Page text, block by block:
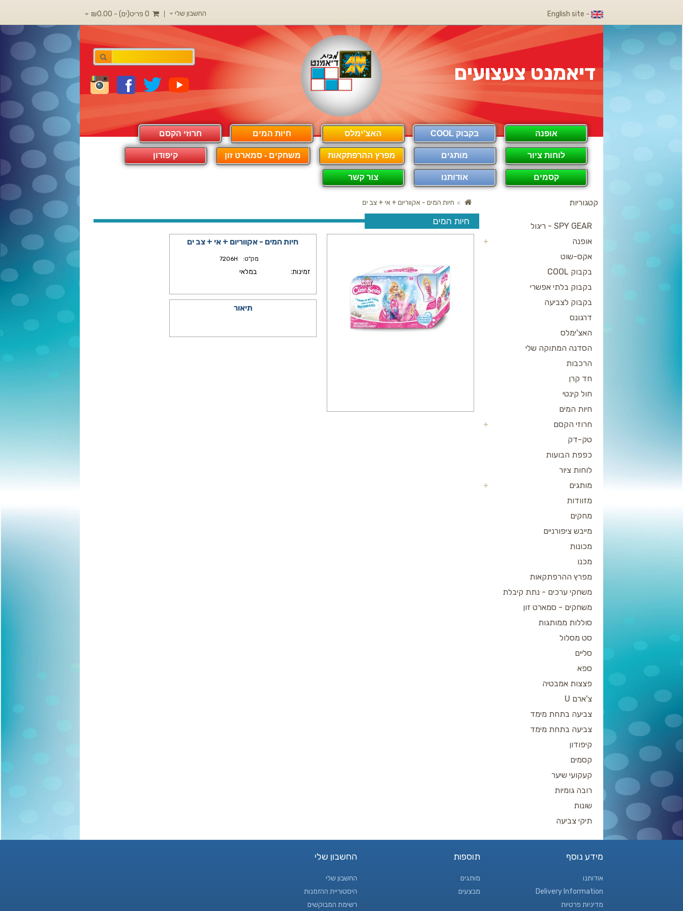
- English site החשבון שלי
דיאמנט צעצועים
אופנה בקבוק COOL האצ'ימלס חיות המים חרוזי הקסם
לוחות ציור מותגים מפרץ ההרפתקאות משחקים - סמארט זון קיפודון
קסמים אודותנו צור קשר
קטגוריות
SPY GEAR - ריגול
אופנה
אקס-שוט
בקבוק COOL
בקבוק בלתי אפשרי
בקבוק לצביעה
דרגונס
האצ'ימלס
הסדנה המתוקה שלי
הרכבות
חד קרן
חול קינטי
חיות המים
חרוזי הקסם
טק-דק
כפפת הבועות
לוחות ציור
מותגים
מזוודות
מחקים
מייבש ציפורניים
מכונות
מכנו
מפרץ ההרפתקאות
משחקי ערכים - נתת קיבלת
משחקים - סמארט זון
סוללות ממותגות
סט מסלול
סליים
ספא
פצצות אמבטיה
צ'ארם U
צביעה בתחת מימד
צביעה בתחת מימד
קיפודון
קסמים
קעקועי שיער
רובה גומיות
שונות
תיקי צביעה
חיות המים - אקווריום + אי + צב ים
חיות המים
חיות המים - אקווריום + אי + צב ים
מק"ט: 7206H
זמינות: במלאי
תיאור
מידע נוסף
אודותנו
Delivery Information
מדיניות פרטיות
תוספות
מותגים
מבצעים
החשבון שלי
החשבון שלי
היסטוריית ההזמנות
רשימת המבוקשים